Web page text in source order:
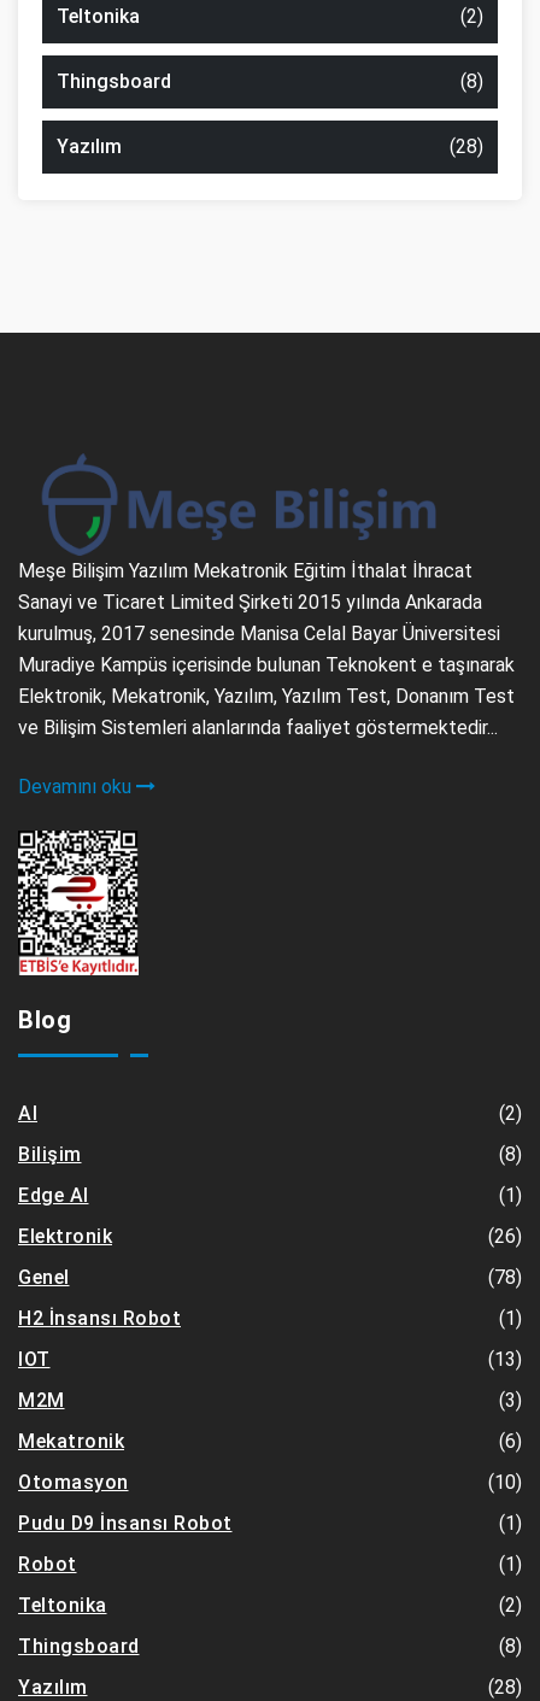
Teltonika (2)
Thingsboard (8)
Yazılım (28)
Meşe Bilişim Yazılım Mekatronik Eğitim İthalat İhracat
Sanayi ve Ticaret Limited Şirketi 2015 yılında Ankarada
kurulmuş, 2017 senesinde Manisa Celal Bayar Üniversitesi
Muradiye Kampüs içerisinde bulunan Teknokent e taşınarak
Elektronik, Mekatronik, Yazılım, Yazılım Test, Donanım Test
ve Bilişim Sistemleri alanlarında faaliyet göstermektedir...
Devamını oku
Blog
AI
(2)
Bilişim
(8)
Edge AI
(1)
Elektronik
(26)
Genel
(78)
H2 İnsansı Robot
(1)
IOT
(13)
M2M
(3)
Mekatronik
(6)
Otomasyon
(10)
Pudu D9 İnsansı Robot
(1)
Robot
(1)
Teltonika
(2)
Thingsboard
(8)
Yazılım
(28)